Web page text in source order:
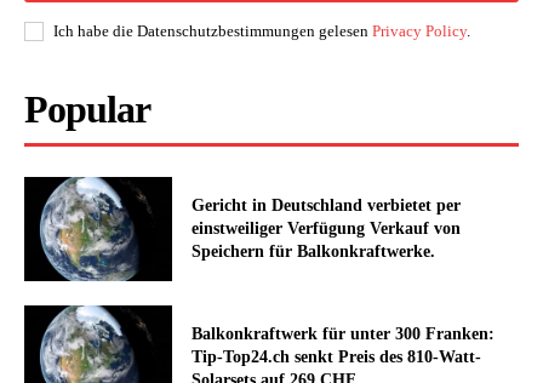
Ich habe die Datenschutzbestimmungen gelesen Privacy Policy.
Popular
Gericht in Deutschland verbietet per
einstweiliger Verfügung Verkauf von
Speichern für Balkonkraftwerke.
Balkonkraftwerk für unter 300 Franken:
Tip-Top24.ch senkt Preis des 810-Watt-